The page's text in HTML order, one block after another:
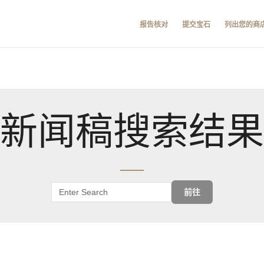
报告核对 提交宝石 列出您的商
新闻稿搜索结果
前往